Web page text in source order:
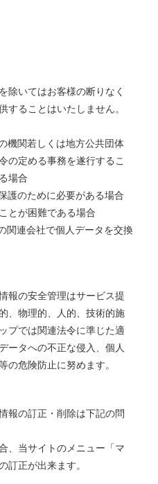
除いてはお客様の断りなく
することはいたしません。
機関若しくは地方公共団体
の定める事務を遂行するこ
場合
護のために必要がある場合
とが困難である場合
関連会社で個人データを交換
報の安全管理はサービス提
、物理的、人的、技術的施
プでは関連法令に準じた適
ータへの不正な侵入、個人
の危険防止に努めます。
報の訂正・削除は下記の問
、当サイトのメニュー「マ
訂正が出来ます。